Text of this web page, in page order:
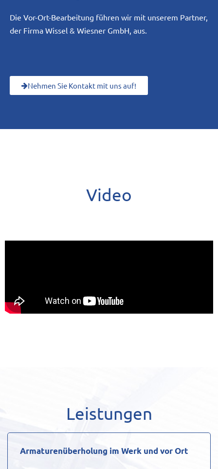
Die Vor-Ort-Bearbeitung führen wir mit unserem Partner,
der Firma Wissel & Wiesner GmbH, aus.
Nehmen Sie Kontakt mit uns auf!
Video
Leistungen
Armaturenüberholung im Werk und vor Ort